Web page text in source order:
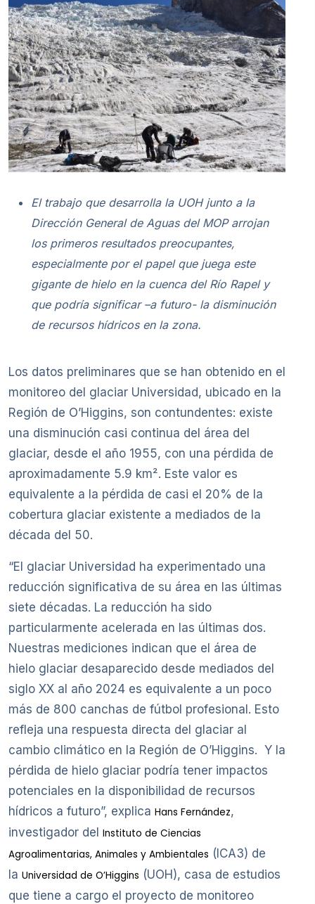
El trabajo que desarrolla la UOH junto a la
Dirección General de Aguas del MOP arrojan
los primeros resultados preocupantes,
especialmente por el papel que juega este
gigante de hielo en la cuenca del Río Rapel y
que podría significar –a futuro- la disminución
de recursos hídricos en la zona.
Los datos preliminares que se han obtenido en el
monitoreo del glaciar Universidad, ubicado en la
Región de O’Higgins, son contundentes: existe
una disminución casi continua del área del
glaciar, desde el año 1955, con una pérdida de
aproximadamente 5.9 km². Este valor es
equivalente a la pérdida de casi el 20% de la
cobertura glaciar existente a mediados de la
década del 50.
“El glaciar Universidad ha experimentado una
reducción significativa de su área en las últimas
siete décadas. La reducción ha sido
particularmente acelerada en las últimas dos.
Nuestras mediciones indican que el área de
hielo glaciar desaparecido desde mediados del
siglo XX al año 2024 es equivalente a un poco
más de 800 canchas de fútbol profesional. Esto
refleja una respuesta directa del glaciar al
cambio climático en la Región de O’Higgins. Y la
pérdida de hielo glaciar podría tener impactos
potenciales en la disponibilidad de recursos
hídricos a futuro”, explica Hans Fernández,
investigador del Instituto de Ciencias
Agroalimentarias, Animales y Ambientales (ICA3) de
la Universidad de O’Higgins (UOH), casa de estudios
que tiene a cargo el proyecto de monitoreo